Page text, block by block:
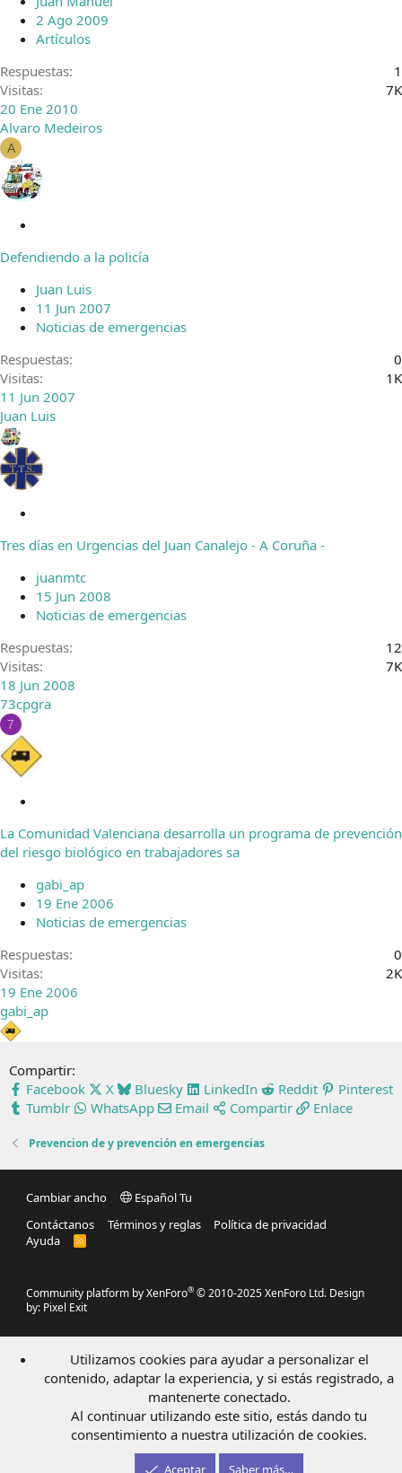
2 Ago 2009
Artículos
Respuestas
1
Visitas
7K
20 Ene 2010
Alvaro Medeiros
A
r
a
d
o
Defendiendo a la policía
Juan Luis
11 Jun 2007
Noticias de emergencias
Respuestas
0
Visitas
1K
11 Jun 2007
Juan Luis
r
a
d
o
Tres días en Urgencias del Juan Canalejo - A Coruña -
juanmtc
15 Jun 2008
Noticias de emergencias
Respuestas
12
Visitas
7K
18 Jun 2008
73cpgra
7
r
r
d
o
La Comunidad Valenciana desarrolla un programa de prevención
del riesgo biológico en trabajadores sa
gabi_ap
19 Ene 2006
Noticias de emergencias
Respuestas
0
Visitas
2K
19 Ene 2006
gabi_ap
Compartir:
Facebook
X Bluesky LinkedIn Reddit
Pinterest
Tumblr
WhatsApp Email Compartir Enlace
Prevencion de y prevención en emergencias
Cambiar ancho
Español Tu
Contáctanos
Términos y reglas
Política de privacidad
Ayuda
R
S
Community platform by XenForo® © 2010-2025 XenForo Ltd. Design
by: Pixel Exit
Utilizamos cookies para ayudar a personalizar el
contenido, adaptar la experiencia, y si estás registrado, a
mantenerte conectado.
Al continuar utilizando este sitio, estás dando tu
consentimiento a nuestra utilización de cookies.
Aceptar Saber más…